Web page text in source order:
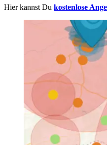
Hier kannst Du kostenlose